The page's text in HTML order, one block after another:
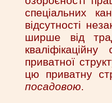
спеціальних
відсутності
ширше від
приватної
цю приватну
посадовою.